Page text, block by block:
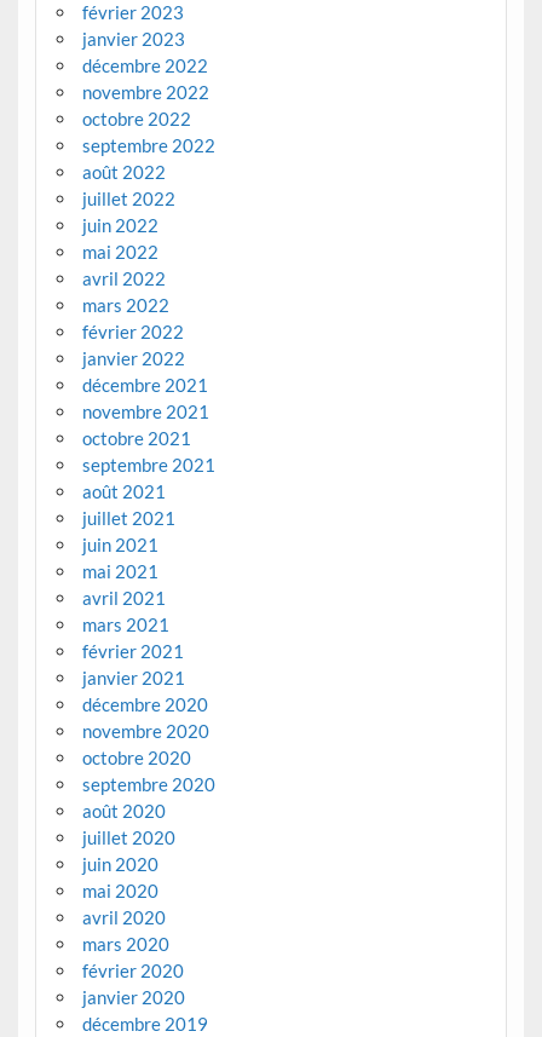
février 2023
janvier 2023
décembre 2022
novembre 2022
octobre 2022
septembre 2022
août 2022
juillet 2022
juin 2022
mai 2022
avril 2022
mars 2022
février 2022
janvier 2022
décembre 2021
novembre 2021
octobre 2021
septembre 2021
août 2021
juillet 2021
juin 2021
mai 2021
avril 2021
mars 2021
février 2021
janvier 2021
décembre 2020
novembre 2020
octobre 2020
septembre 2020
août 2020
juillet 2020
juin 2020
mai 2020
avril 2020
mars 2020
février 2020
janvier 2020
décembre 2019